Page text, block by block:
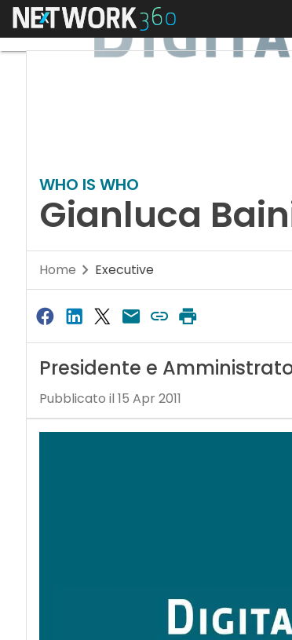
Menu
WHO IS WHO
Gianluca
Home Executive
Presidente e
Pubblicato il 15 Apr 2011